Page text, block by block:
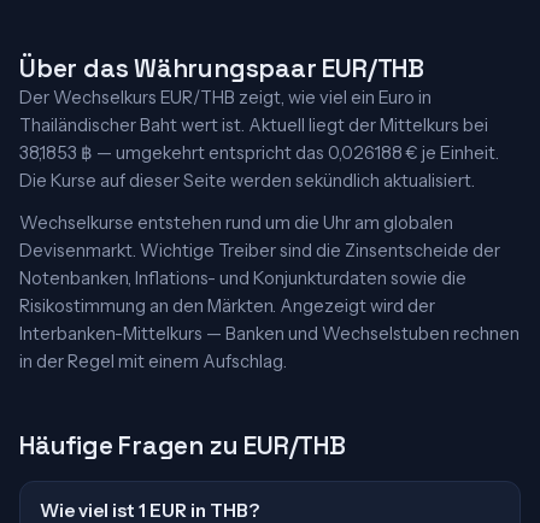
Über das Währungspaar EUR/THB
Der Wechselkurs EUR/THB zeigt, wie viel ein Euro in
Thailändischer Baht wert ist. Aktuell liegt der Mittelkurs bei
38,1853 ฿ — umgekehrt entspricht das 0,026188 € je Einheit.
Die Kurse auf dieser Seite werden sekündlich aktualisiert.
Wechselkurse entstehen rund um die Uhr am globalen
Devisenmarkt. Wichtige Treiber sind die Zinsentscheide der
Notenbanken, Inflations- und Konjunkturdaten sowie die
Risikostimmung an den Märkten. Angezeigt wird der
Interbanken-Mittelkurs — Banken und Wechselstuben rechnen
in der Regel mit einem Aufschlag.
Häufige Fragen zu EUR/THB
Wie viel ist 1 EUR in THB?